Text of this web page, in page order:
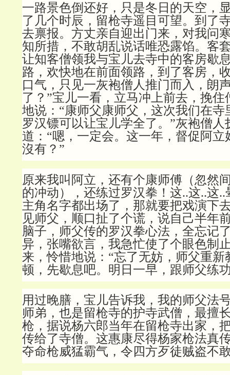
一路景色倒还好，只是冬日的天空，
了几个时辰，留枪寺遥目可望。到了
去禀报。方丈亲自迎出门来，对我问
知所措，不敢胡乱说话唯恐露馅。客
让知客僧领我与宝儿去寺中的客房歇
路，欢快地在前面领路，到了客房，
口气，只见一灰袍僧人推门而入，朗
了？”宝儿一看，立马冲上前去，挽
地说：“康师父康师父，这次我们在寺
罗汉镖可以让宝儿学全了。”灰袍僧
道：“嗯，一定会。这一年，督促阿立
沒有？”
原来我叫阿立，还有个康师傅（忽然
的冲动），还练过罗汉拳！这..这..这
主角名字都出场了，那就要把戏演下
见师父，顺口扯了个谎，说自己半年
脑子，师父传的罗汉拳心法，全忘记
异，张嘴欲言，我急忙使了个眼色制
来，怜惜地说：“忘了无妨，师父重
顿，先歇息吧。明日一早，跟师父练
用过晚膳，宝儿告诉我，我的师父法
师弟，也是留枪寺的护寺武僧，最擅
枪，据说杨六郎当年在留枪寺出家，
传给了寺僧。这惠康尽得杨家枪法真
夺命枪威猛霸气，令四方歹徒贼盗不